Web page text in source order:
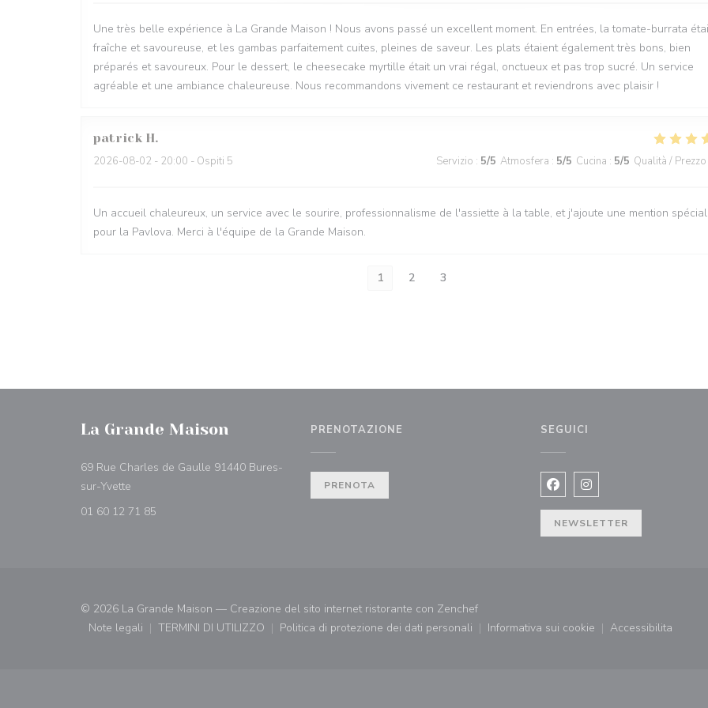
Une très belle expérience à La Grande Maison ! Nous avons passé un excellent moment. En entrées, la tomate-burrata
fraîche et savoureuse, et les gambas parfaitement cuites, pleines de saveur. Les plats étaient également très bons, bien
préparés et savoureux. Pour le dessert, le cheesecake myrtille était un vrai régal, onctueux et pas trop sucré. Un service
agréable et une ambiance chaleureuse. Nous recommandons vivement ce restaurant et reviendrons avec plaisir !
patrick H
2026-08-02 - 20:00 - Ospiti 5 Servizio : 5/5 Atmosfera : 5/5 Cucina : 5/5 Qualità / Prezzo
Un accueil chaleureux, un service avec le sourire, professionnalisme de l'assiette à la table, et j'ajoute une mention
pour la Pavlova. Merci à l'équipe de la Grande Maison.
1 2 3
La Grande Maison
69 Rue Charles de Gaulle 91440 Bures-
sur-Yvette
01 60 12 71 85
PRENOTAZIONE
PRENOTA
SEGUICI
Facebook ((apre una nuova
Instagram ((apre una
NEWSLETTER
© 2026 La Grande Maison — Creazione del sito internet ristorante con Zenchef((apre una nuova finestra))
Note legali
((apre una nuova finestra))
TERMINI DI UTILIZZO
((apre una nuova finestra))
Politica di protezione dei dati personali
((apre una nuova finestra))
Informativa sui cookie
((apre una nuova finestra))
Accessibilita
((apre una